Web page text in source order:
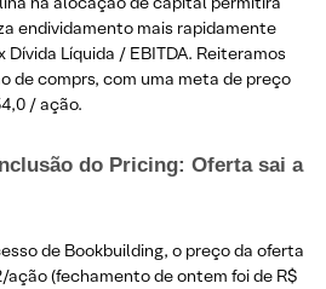
endividamento mais rapidamente
Líquida / EBITDA. Reiteramos
de comprs, com uma meta de preço
/ ação.
do Pricing: Oferta sai a
de Bookbuilding, o preço da oferta
ação (fechamento de ontem foi de R$